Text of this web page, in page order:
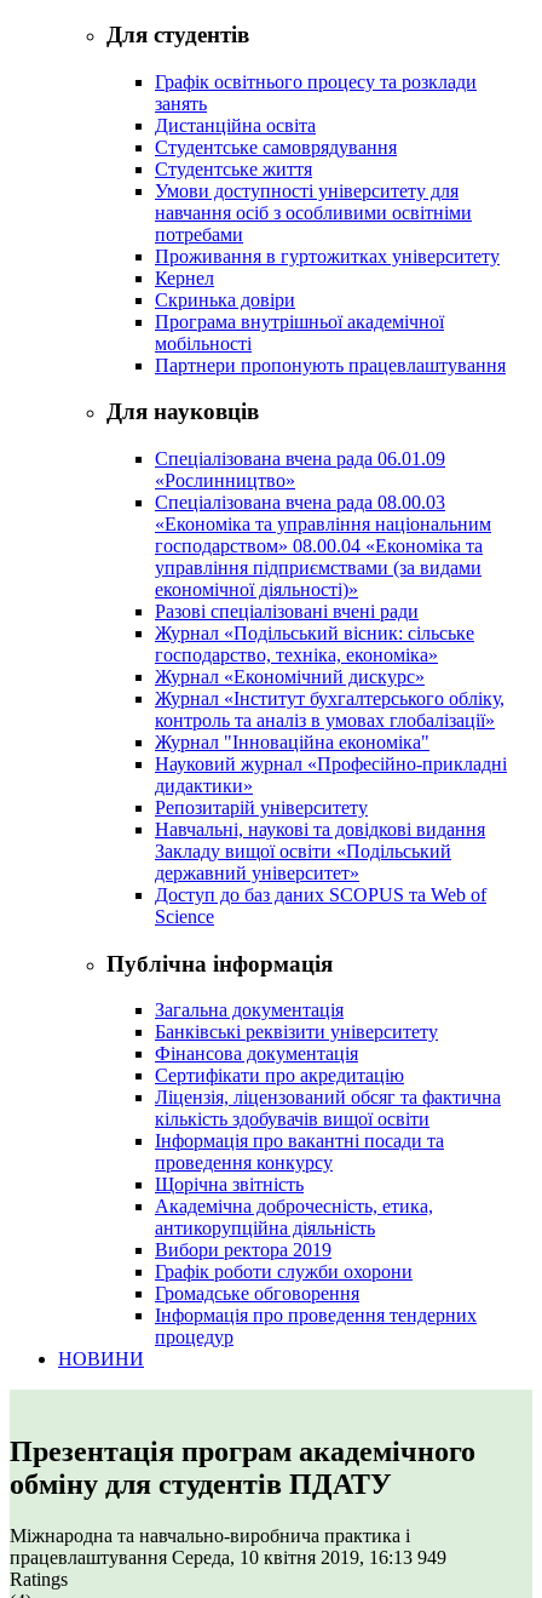
Для студентів
Графік освітнього процесу та розклади
занять
Дистанційна освіта
Студентське самоврядування
Студентське життя
Умови доступності університету для
навчання осіб з особливими освітніми
потребами
Проживання в гуртожитках університету
Кернел
Скринька довіри
Програма внутрішньої академічної
мобільності
Партнери пропонують працевлаштування
Для науковців
Спеціалізована вчена рада 06.01.09
«Рослинництво»
Спеціалізована вчена рада 08.00.03
«Економіка та управління національним
господарством» 08.00.04 «Економіка та
управління підприємствами (за видами
економічної діяльності)»
Разові спеціалізовані вчені ради
Журнал «Подільський вісник: сільське
господарство, техніка, економіка»
Журнал «Економічний дискурс»
Журнал «Інститут бухгалтерського обліку,
контроль та аналіз в умовах глобалізації»
Журнал "Інноваційна економіка"
Науковий журнал «Професійно-прикладні
дидактики»
Репозитарій університету
Навчальні, наукові та довідкові видання
Закладу вищої освіти «Подільський
державний університет»
Доступ до баз даних SCOPUS та Web of
Science
Публічна інформація
Загальна документація
Банківські реквізити університету
Фінансова документація
Сертифікати про акредитацію
Ліцензія, ліцензований обсяг та фактична
кількість здобувачів вищої освіти
Інформація про вакантні посади та
проведення конкурсу
Щорічна звітність
Академічна доброчесність, етика,
антикорупційна діяльність
Вибори ректора 2019
Графік роботи служби охорони
Громадське обговорення
Інформація про проведення тендерних
процедур
НОВИНИ
Презентація програм академічного
обміну для студентів ПДАТУ
Міжнародна та навчально-виробнича практика і
працевлаштування Середа, 10 квітня 2019, 16:13 949
Ratings